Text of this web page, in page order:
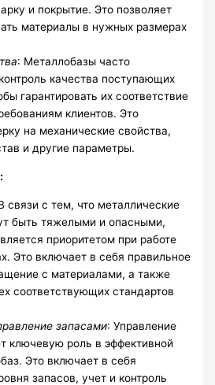
и покрытие. Это позволяет
материалы в нужных размерах
: Металлобазы часто
качества поступающих
гарантировать их соответствие
клиентов. Это
на механические свойства,
и другие параметры.
связи с тем, что металлические
быть тяжелыми и опасными,
приоритетом при работе
Это включает в себя правильное
с материалами, а также
соответствующих стандартов
запасами: Управление
ключевую роль в эффективной
Это включает в себя
запасов, учет и контроль